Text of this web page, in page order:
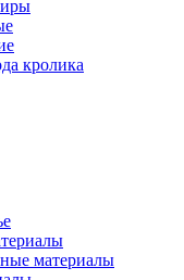
кролика
материалы